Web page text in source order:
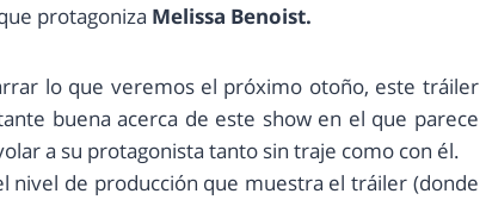
protagoniza Melissa Benoist.
lo que veremos el próximo otoño, este tráiler
buena acerca de este show en el que parece
a su protagonista tanto sin traje como con él.
de producción que muestra el tráiler (donde